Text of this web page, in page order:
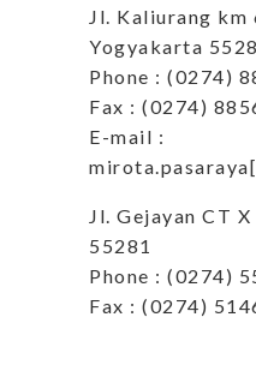
Jl. Kaliurang km
Yogyakarta
Phone : (0274)
Fax : (0274)
E-mail :
Jl. Gejayan CT
55281
Phone : (0274)
Fax : (0274)